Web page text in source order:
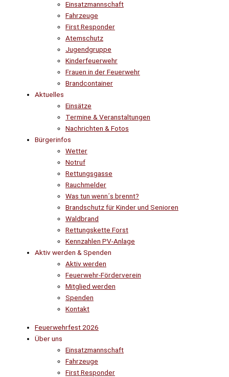
Einsatzmannschaft
Fahrzeuge
First Responder
Atemschutz
Jugendgruppe
Kinderfeuerwehr
Frauen in der Feuerwehr
Brandcontainer
Aktuelles
Einsätze
Termine & Veranstaltungen
Nachrichten & Fotos
Bürgerinfos
Wetter
Notruf
Rettungsgasse
Rauchmelder
Was tun wenn´s brennt?
Brandschutz für Kinder und Senioren
Waldbrand
Rettungskette Forst
Kennzahlen PV-Anlage
Aktiv werden & Spenden
Aktiv werden
Feuerwehr-Förderverein
Mitglied werden
Spenden
Kontakt
Feuerwehrfest 2026
Über uns
Einsatzmannschaft
Fahrzeuge
First Responder